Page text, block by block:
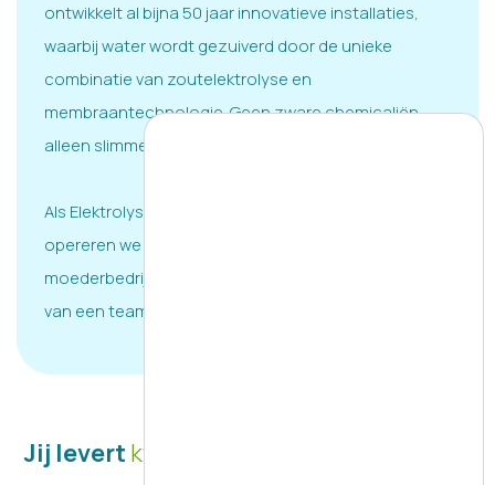
ontwikkelt al bijna 50 jaar innovatieve installaties,
waarbij water wordt gezuiverd door de unieke
combinatie van zoutelektrolyse en
membraantechnologie. Geen zware chemicaliën,
alleen slimme oplossingen.
Als Elektrolyse Expertise Center en marktleider
opereren we wereldwijd in samenwerking met ons
moederbedrijf ProMinent GmbH. Je wordt onderdeel
van een team van ruim 75 collega’s.
Jij levert kwaliteit